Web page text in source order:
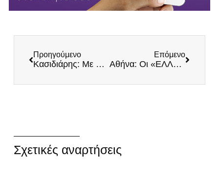
Προηγούμενο
Κασιδιάρης: Με βιβλίο – «φωτιά» απαντά στους εθνομηδενιστές για το 1821
Επόμενο
Αθήνα: Οι «ΕΛΛΗΝΕΣ» κατέθεσαν στεφάνι στον τάφο του Γέρου του Μοριά
Σχετικές αναρτήσεις